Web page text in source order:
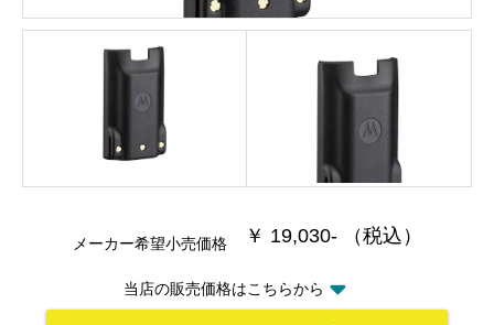
メーカー希望小売価格 ￥ 19,030- （税込）
当店の販売価格はこちらから